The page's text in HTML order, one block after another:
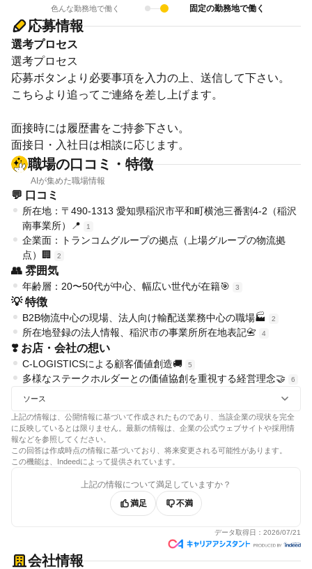
色んな勤務地で働く
固定の勤務地で働く
応募情報
選考プロセス
選考プロセス
応募ボタンより必要事項を入力の上、送信して下さい。
こちらより追ってご連絡を差し上げます。
面接時には履歴書をご持参下さい。
面接日・入社日は相談に応じます。
職場の口コミ・特徴
AIが集めた職場情報
💬 口コミ
所在地：〒490-1313 愛知県稲沢市平和町横池三番割4-2（稲沢
南事業所）📍
1
企業面：トランコムグループの拠点（上場グループの物流拠
点）🏢
2
👥 雰囲気
年齢層：20〜50代が中心、幅広い世代が在籍🎯 3
💡 特徴
B2B物流中心の現場、法人向け輸配送業務中心の職場🏭 2
所在地登録の法人情報、稲沢市の事業所所在地表記📇 4
❣️ お店・会社の想い
C-LOGISTICSによる顧客価値創造🚚 5
多様なステークホルダーとの価値協創を重視する経営理念🤝 6
ソース
上記の情報は、公開情報に基づいて作成されたものであり、当該企業の現状を完全
に反映しているとは限りません。最新の情報は、企業の公式ウェブサイトや採用情
報などを参照してください。
この回答は作成時点の情報に基づいており、将来変更される可能性があります。
この機能は、Indeedによって提供されています。
上記の情報について満足していますか？
満足
不満
データ取得日： 2026/07/21
会社情報